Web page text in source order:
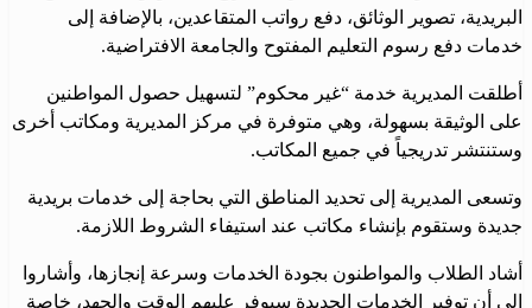
البريدية، تصوير الوثائق، دفع رواتب المتقاعدين، بالإضافة إلى
خدمات دفع رسوم التعليم المفتوح والجامعة الافتراضية.
أطلقت المديرية خدمة “غير محكوم” لتسهيل حصول المواطنين
على الوثيقة بسهولة، وهي متوفرة في مركز المديرية ومكاتب أخرى
وستنتشر تدريجياً في جميع المكاتب.
وتسعى المديرية إلى تحديد المناطق التي بحاجة إلى خدمات بريدية
جديدة وستقوم بإنشاء مكاتب عند استيفاء الشروط اللازمة.
أشاد الطلاب والمواطنون بجودة الخدمات وسرعة إنجازها، وأشاروا
إلى أن توفير الخدمات الجديدة سيوفر عليهم الوقت والجهد، خاصة